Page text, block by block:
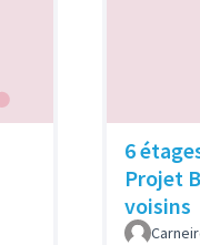
6
Projet
voisins